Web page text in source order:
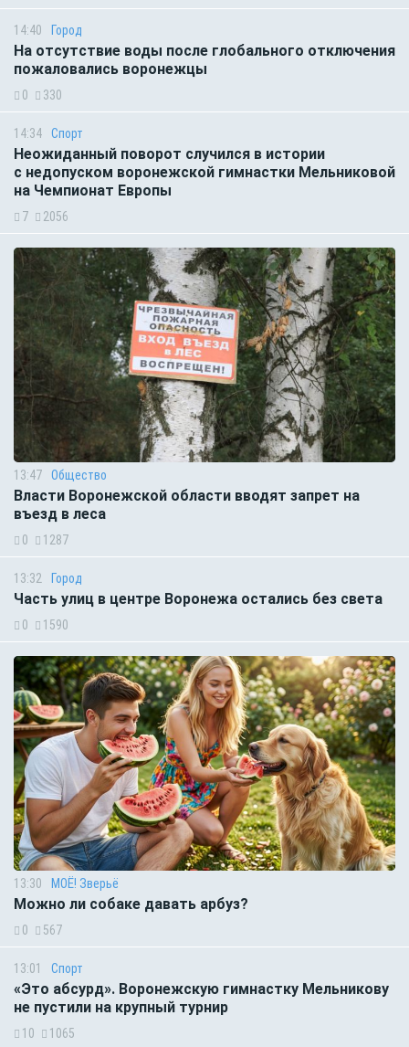
14:40 Город
На отсутствие воды после глобального отключения
пожаловались воронежцы
0 330
14:34 Спорт
Неожиданный поворот случился в истории
с недопуском воронежской гимнастки Мельниковой
на Чемпионат Европы
7 2056
13:47 Общество
Власти Воронежской области вводят запрет на
въезд в леса
0 1287
13:32 Город
Часть улиц в центре Воронежа остались без света
0 1590
13:30 МОЁ! Зверьё
Можно ли собаке давать арбуз?
0 567
13:01 Спорт
«Это абсурд». Воронежскую гимнастку Мельникову
не пустили на крупный турнир
10 1065